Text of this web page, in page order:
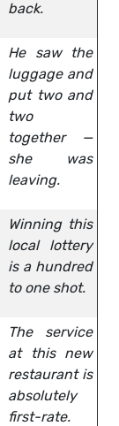
back.
He saw the
luggage and
put two and
two
together —
she was
leaving.
Winning this
local lottery
is a hundred
to one shot.
The service
at this new
restaurant is
absolutely
first-rate.